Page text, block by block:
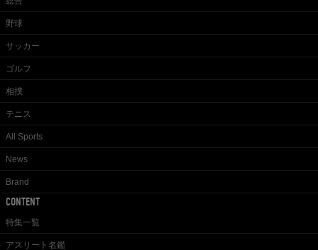
野球
サッカー
ゴルフ
相撲
テニス
All Sports
News
Brand
CONTENT
特集一覧
アスリート名鑑